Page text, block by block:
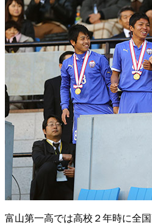
富山第一高では高校２年時に全